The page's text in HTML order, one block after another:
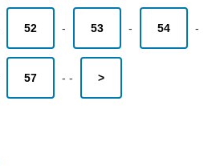
52 - 53 - 54 -
57 - - >